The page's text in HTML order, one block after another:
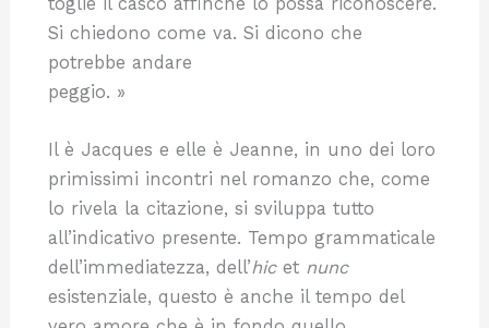
Si chiedono come va. Si dicono che
potrebbe andare
peggio. »
Il è Jacques e elle è Jeanne, in uno dei loro
primissimi incontri nel romanzo che, come
lo rivela la citazione, si sviluppa tutto
all’indicativo presente. Tempo grammaticale
dell’immediatezza, dell’hicet nunc
esistenziale, questo è anche il tempo del